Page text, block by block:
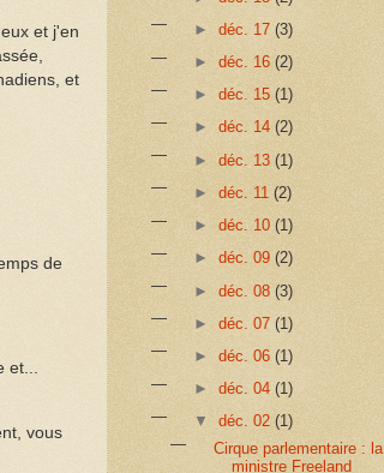
et j'en
et
de
et...
vous
► déc. 17 (3)
► déc. 16 (2)
► déc. 15 (1)
► déc. 14 (2)
► déc. 13 (1)
► déc. 11 (2)
► déc. 10 (1)
► déc. 09 (2)
► déc. 08 (3)
► déc. 07 (1)
► déc. 06 (1)
► déc. 04 (1)
▼ déc. 02 (1)
Cirque parlementaire : la
ministre Freeland